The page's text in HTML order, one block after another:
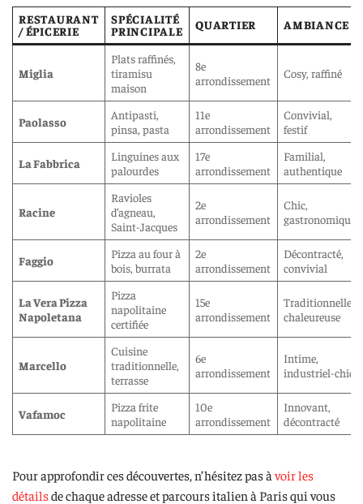
RESTAURANT
/ ÉPICERIE
SPÉCIALITÉ
PRINCIPALE
QUARTIER AMBIANCE
Miglia
Plats raffinés,
tiramisu
maison
8e
arrondissement
Cosy, raffiné
Paolasso
Antipasti,
pinsa, pasta
11e
arrondissement
Convivial,
festif
La Fabbrica
Linguines aux
palourdes
17e
arrondissement
Familial,
authentique
Racine
Ravioles
d’agneau,
Saint-Jacques
2e
arrondissement
Chic,
gastronomique
Faggio
Pizza au four à
bois, burrata
2e
arrondissement
Décontracté,
convivial
La Vera Pizza
Napoletana
Pizza
napolitaine
certifiée
15e
arrondissement
Traditionnelle,
chaleureuse
Marcello
Cuisine
traditionnelle,
terrasse
6e
arrondissement
Intime,
industriel-chic
Vafamoc
Pizza frite
napolitaine
10e
arrondissement
Innovant,
décontracté
Pour approfondir ces découvertes, n’hésitez pas àvoir les
détailsde chaque adresse et parcours italien à Paris qui vous